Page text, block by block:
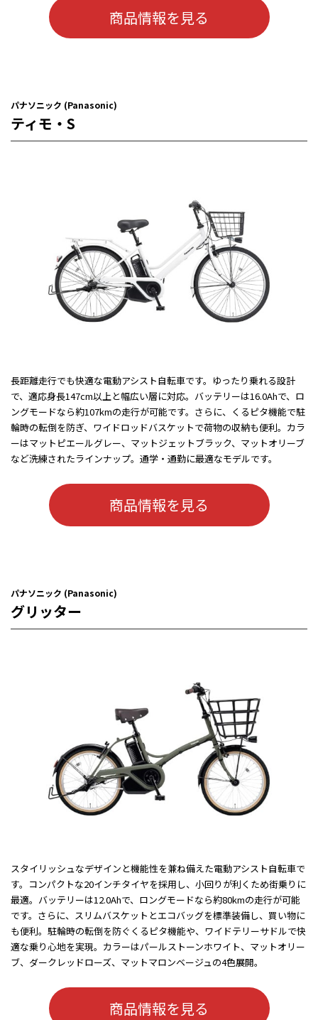
商品情報を見る
パナソニック (Panasonic)
ティモ・S
長距離走行でも快適な電動アシスト自転車です。ゆったり乗れる設計
で、適応身長147cm以上と幅広い層に対応。バッテリーは16.0Ahで、ロ
ングモードなら約107kmの走行が可能です。さらに、くるピタ機能で駐
輪時の転倒を防ぎ、ワイドロッドバスケットで荷物の収納も便利。カラ
ーはマットピエールグレー、マットジェットブラック、マットオリーブ
など洗練されたラインナップ。通学・通勤に最適なモデルです。
商品情報を見る
パナソニック (Panasonic)
グリッター
スタイリッシュなデザインと機能性を兼ね備えた電動アシスト自転車で
す。コンパクトな20インチタイヤを採用し、小回りが利くため街乗りに
最適。バッテリーは12.0Ahで、ロングモードなら約80kmの走行が可能
です。さらに、スリムバスケットとエコバッグを標準装備し、買い物に
も便利。駐輪時の転倒を防ぐくるピタ機能や、ワイドテリーサドルで快
適な乗り心地を実現。カラーはパールストーンホワイト、マットオリー
ブ、ダークレッドローズ、マットマロンベージュの4色展開。
商品情報を見る